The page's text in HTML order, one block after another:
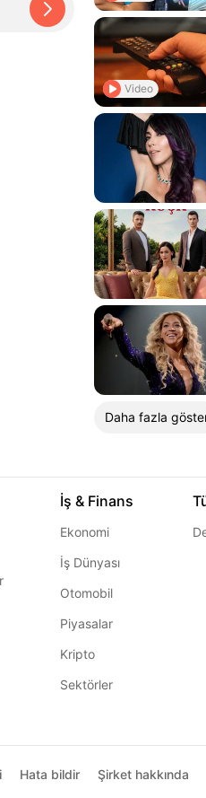
Video
Daha fazla
İş & Finans
Ekonomi
İş Dünyası
Otomobil
Piyasalar
Kripto
Sektörler
Hata bildir Şirket hakkında